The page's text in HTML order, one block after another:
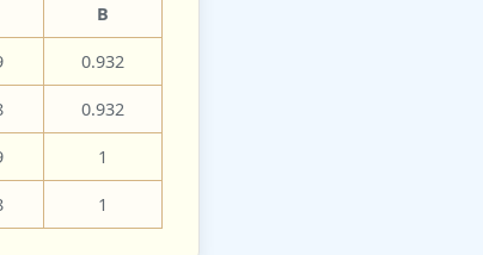
B
0.932
0.932
1
1